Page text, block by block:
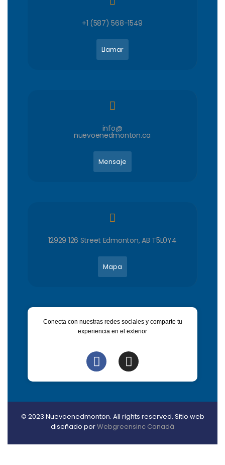
+1 (587) 568-1549
Llamar
info@
nuevoenedmonton.ca
Mensaje
12929 126 Street Edmonton, AB T5L0Y4
Mapa
Conecta con nuestras redes sociales y comparte tu
experiencia en el exterior
© 2023 Nuevoenedmonton. All rights reserved. Sitio web
diseñado porWebgreensinc Canadá